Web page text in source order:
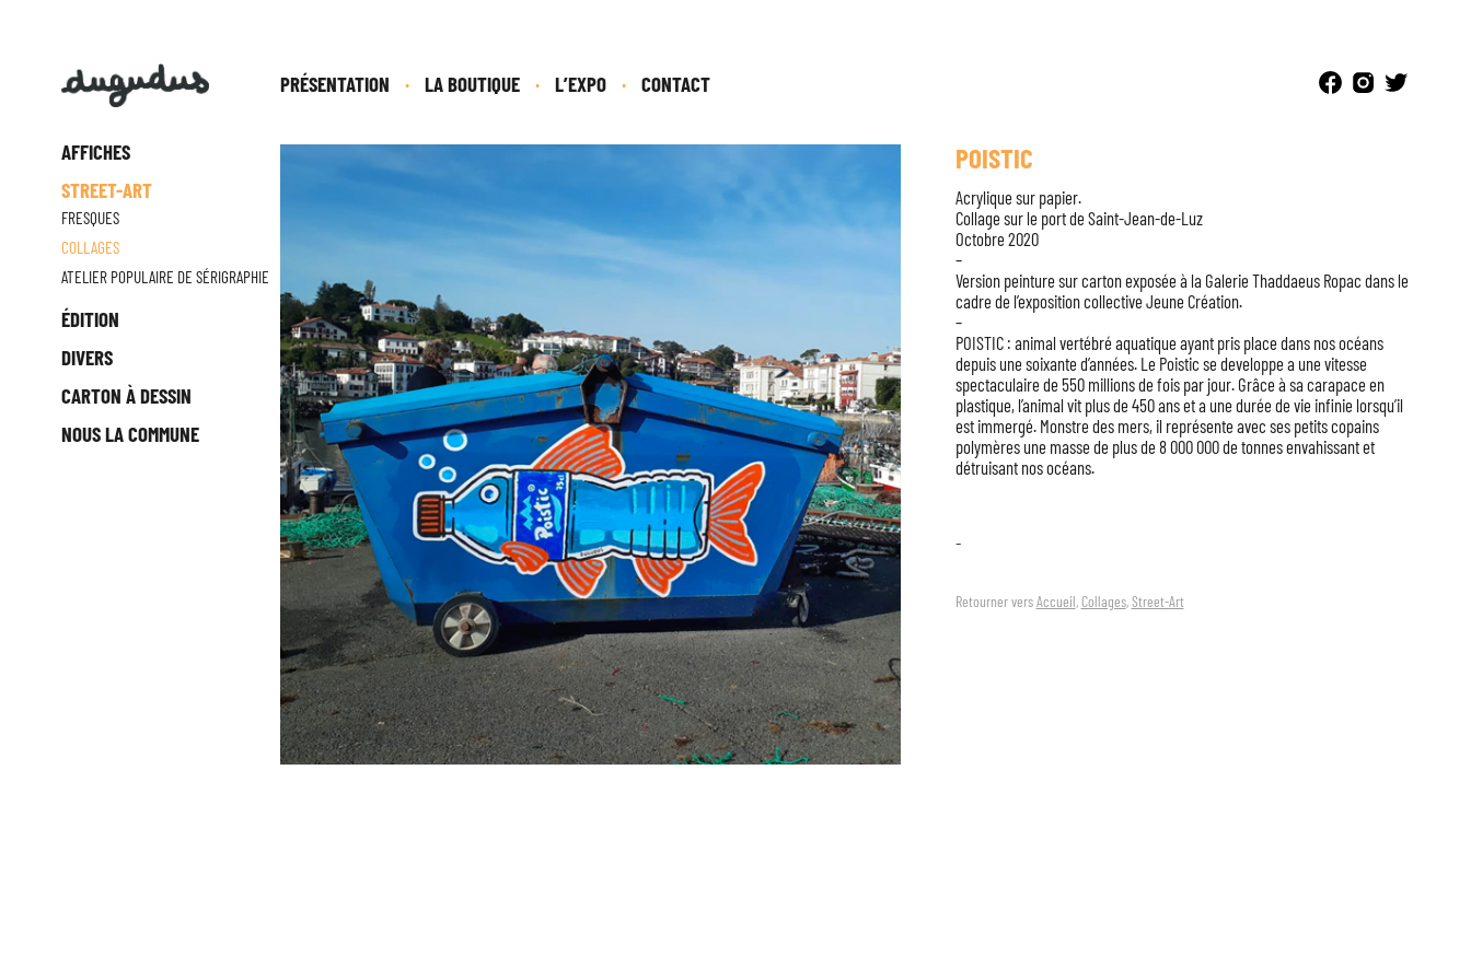
Skip
to
PRÉSENTATION LA BOUTIQUE L’EXPO CONTACT
POISTIC
Acrylique sur papier.
Collage sur le port de Saint-Jean-de-Luz
Octobre 2020
–
Version peinture sur carton exposée à la Galerie Thaddaeus Ropac dans le
cadre de l’exposition collective Jeune Création.
–
POISTIC : animal vertébré aquatique ayant pris place dans nos océans
depuis une soixante d’années. Le Poistic se developpe a une vitesse
spectaculaire de 550 millions de fois par jour. Grâce à sa carapace en
plastique, l’animal vit plus de 450 ans et a une durée de vie infinie lorsqu’il
est immergé. Monstre des mers, il représente avec ses petits copains
polymères une masse de plus de 8 000 000 de tonnes envahissant et
détruisant nos océans.
–
Retourner versAccueil, Collages,Street-Art
AFFICHES
STREET-ART
FRESQUES
COLLAGES
ATELIER POPULAIRE DE SÉRIGRAPHIE
ÉDITION
DIVERS
CARTON À DESSIN
NOUS LA COMMUNE